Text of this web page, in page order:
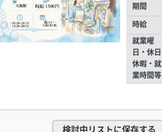
期間
時給
就業曜
日・休日
休暇・就
業時間等
検討中リストに保存する